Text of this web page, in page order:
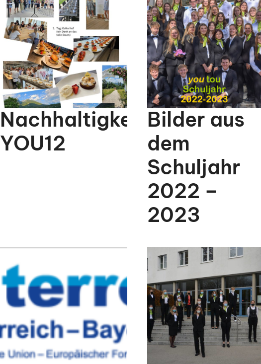
Nachhaltigkeitswoche
YOU12
Bilder aus
dem
Schuljahr
2022 –
2023